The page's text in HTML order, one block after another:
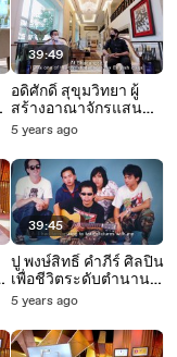
39:49
อดิศักดิ์ สุขุมวิทยา ผู้
สร้างอาณาจักรแสน
ล้านของ Jay Mart
[14 พ.ย. 64]
5 years ago
39:45
ปู พงษ์สิทธิ์ คำภีร์ ศิลปิน
เพื่อชีวิตระดับตำนาน |
Perspective [7 พ.ย.
5 years ago